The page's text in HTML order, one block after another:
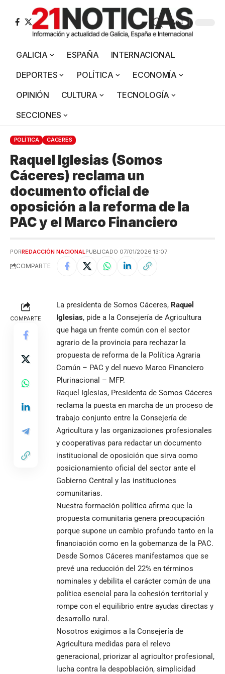
Aa
GALICIA ESPAÑA
INTERNACIONAL
DEPORTES
POLÍTICA
ECONOMÍA
OPINIÓN
CULTURA
TECNOLOGÍA
SECCIONES
POLÍTICA CÁCERES
Raquel Iglesias (Somos
Cáceres) reclama un
documento oficial de
oposición a la reforma de la
PAC y el Marco Financiero
PORREDACCIÓN NACIONALPUBLICADO 07/01/2026 13:07
COMPARTE
COMPARTE
La presidenta de Somos Cáceres, Raquel
Iglesias, pide a la Consejería de Agricultura
que haga un frente común con el sector
agrario de la provincia para rechazar la
propuesta de reforma de la Política Agraria
Común – PAC y del nuevo Marco Financiero
Plurinacional – MFP.
Raquel Iglesias, Presidenta de Somos Cáceres
reclama la puesta en marcha de un proceso de
trabajo conjunto entre la Consejería de
Agricultura y las organizaciones profesionales
y cooperativas para redactar un documento
institucional de oposición que sirva como
posicionamiento oficial del sector ante el
Gobierno Central y las instituciones
comunitarias.
Nuestra formación política afirma que la
propuesta comunitaria genera preocupación
porque supone un cambio profundo tanto en la
financiación como en la gobernanza de la PAC.
Desde Somos Cáceres manifestamos que se
prevé una reducción del 22% en términos
nominales y debilita el carácter común de una
política esencial para la cohesión territorial y
rompe con el equilibrio entre ayudas directas y
desarrollo rural.
Nosotros exigimos a la Consejería de
Agricultura medidas para el relevo
generacional, priorizar al agricultor profesional,
lucha contra la despoblación, simplicidad